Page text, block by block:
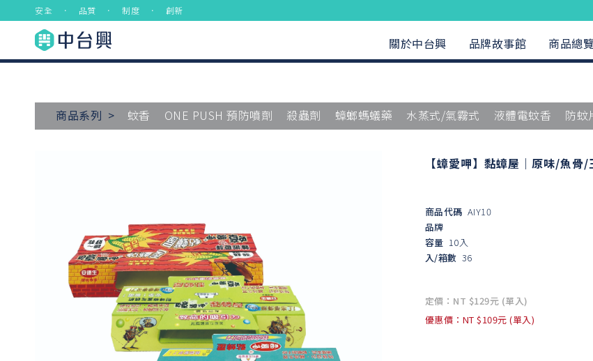
安全 ． 品質 ． 制度 ． 創新
關於中台興 品牌故事館 商品總
商品系列 > 蚊香 ONE PUSH 預防噴劑 殺蟲劑 蟑螂螞蟻藥 水蒸式/氣霧式 液體電蚊香 防蚊
【蟑愛呷】黏蟑屋｜原味/魚骨
商品代碼 AIY10
品牌
容量 10入
入/箱數 36
定價：NT $129元 (單入)
優惠價：NT $109元 (單入)